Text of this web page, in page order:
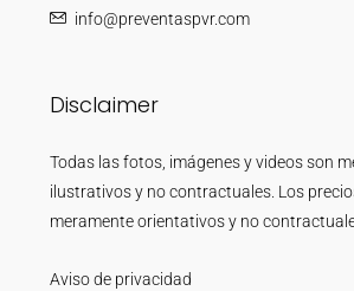
info@preventaspvr.com
Disclaimer
Todas las fotos, imágenes y videos son
ilustrativos y no contractuales. Los
meramente orientativos y no
Aviso de privacidad